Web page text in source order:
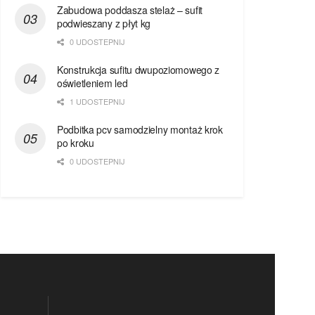
Zabudowa poddasza stelaż – sufit
podwieszany z płyt kg
0 UDOSTEPNIJ
Konstrukcja sufitu dwupoziomowego z
oświetleniem led
1 UDOSTEPNIJ
Podbitka pcv samodzielny montaż krok
po kroku
0 UDOSTEPNIJ